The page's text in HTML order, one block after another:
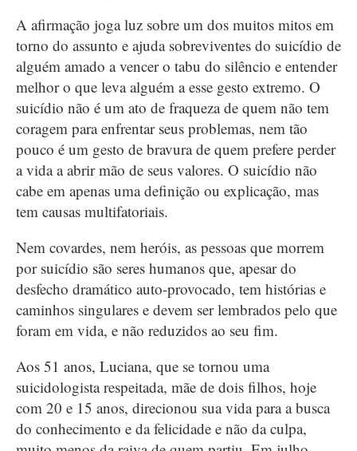
A afirmação joga luz sobre um dos muitos mitos em
torno do assunto e ajuda sobreviventes do suicídio de
alguém amado a vencer o tabu do silêncio e entender
melhor o que leva alguém a esse gesto extremo. O
suicídio não é um ato de fraqueza de quem não tem
coragem para enfrentar seus problemas, nem tão
pouco é um gesto de bravura de quem prefere perder
a vida a abrir mão de seus valores. O suicídio não
cabe em apenas uma definição ou explicação, mas
tem causas multifatoriais.
Nem covardes, nem heróis, as pessoas que morrem
por suicídio são seres humanos que, apesar do
desfecho dramático auto-provocado, tem histórias e
caminhos singulares e devem ser lembrados pelo que
foram em vida, e não reduzidos ao seu fim.
Aos 51 anos, Luciana, que se tornou uma
suicidologista respeitada, mãe de dois filhos, hoje
com 20 e 15 anos, direcionou sua vida para a busca
do conhecimento e da felicidade e não da culpa,